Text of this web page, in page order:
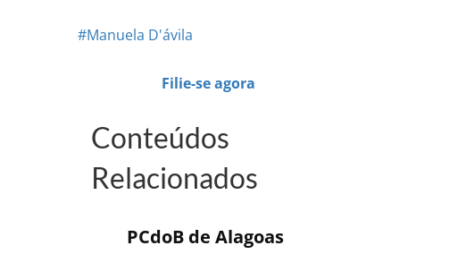
#Manuela D'ávila
Filie-se agora
Conteúdos
Relacionados
PCdoB de Alagoas